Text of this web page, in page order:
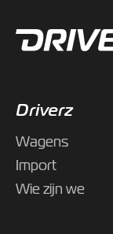
Driverz
Wagens
Import
Wie zijn we